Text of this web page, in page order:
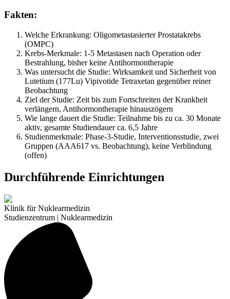
Fakten:
Welche Erkrankung: Oligometastasierter Prostatakrebs
(OMPC)
Krebs-Merkmale: 1-5 Metastasen nach Operation oder
Bestrahlung, bisher keine Antihormontherapie
Was untersucht die Studie: Wirksamkeit und Sicherheit von
Lutetium (177Lu) Vipivotide Tetraxetan gegenüber reiner
Beobachtung
Ziel der Studie: Zeit bis zum Fortschreiten der Krankheit
verlängern, Antihormontherapie hinauszögern
Wie lange dauert die Studie: Teilnahme bis zu ca. 30 Monate
aktiv, gesamte Studiendauer ca. 6,5 Jahre
Studienmerkmale: Phase-3-Studie, Interventionsstudie, zwei
Gruppen (AAA617 vs. Beobachtung), keine Verblindung
(offen)
Durchführende Einrichtungen
Klinik für Nuklearmedizin
Studienzentrum | Nuklearmedizin